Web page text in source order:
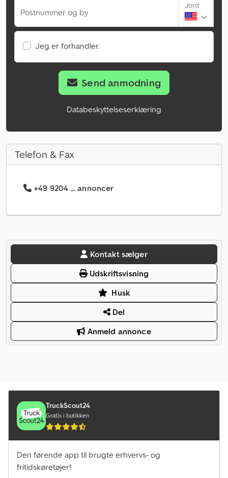
Postnummer og by
Jord
Jeg er forhandler.
Send anmodning
Databeskyttelseserklæring
Telefon & Fax
+49 9204 ... annoncer
Kontakt sælger
Udskriftsvisning
Husk
Del
Anmeld annonce
TruckScout24
Gratis i butikken
Den førende app til brugte erhvervs- og
fritidskøretøjer!